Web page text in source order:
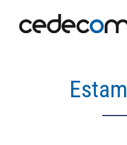
contenido